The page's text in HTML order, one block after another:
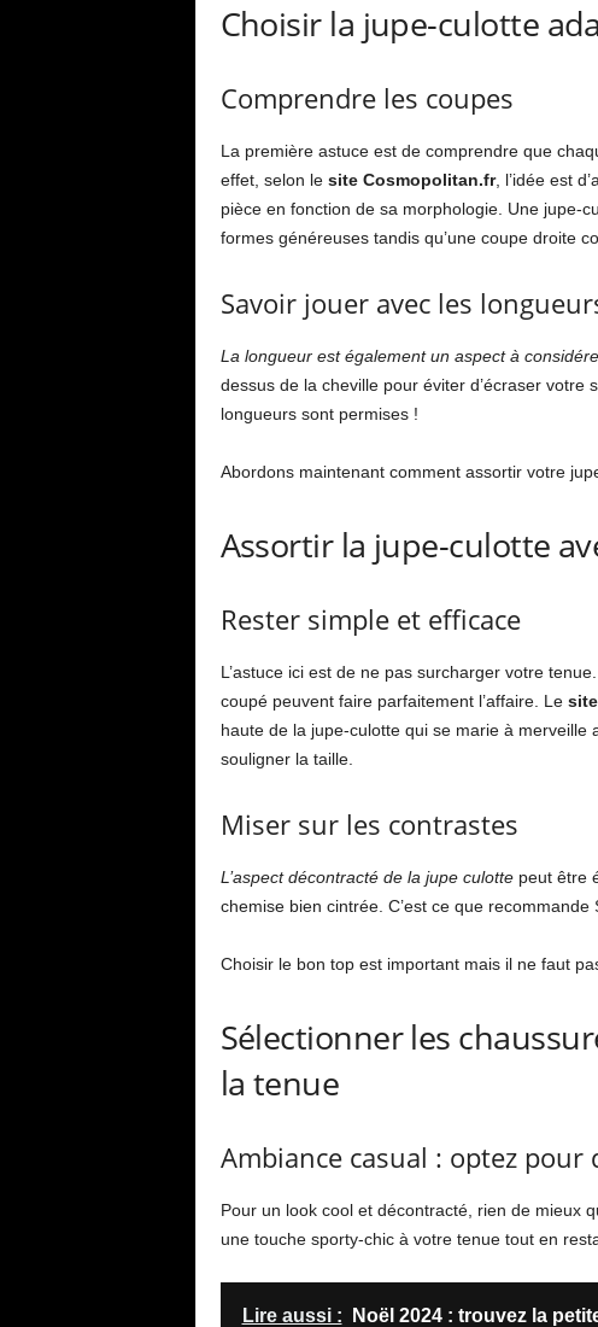
Choisir la jupe-culotte
Comprendre les coupes
La première astuce est de comprendre que
effet, selon le site Cosmopolitan.fr, l’idée est
pièce en fonction de sa morphologie. Une jupe-
formes généreuses tandis qu’une coupe droite
Savoir jouer avec les
La longueur est également un aspect à
dessus de la cheville pour éviter d’écraser votre
longueurs sont permises !
Abordons maintenant comment assortir votre
Assortir la jupe-culotte
Rester simple et efficace
L’astuce ici est de ne pas surcharger votre
coupé peuvent faire parfaitement l’affaire. Le
haute de la jupe-culotte qui se marie à merveille
souligner la taille.
Miser sur les contrastes
L’aspect décontracté de la jupe culottepeut être
chemise bien cintrée. C’est ce que
Choisir le bon top est important mais il ne faut
Sélectionner les
la tenue
Ambiance casual : optez pour
Pour un look cool et décontracté, rien de mieux
une touche sporty-chic à votre tenue tout en
Lire aussi :
Noël 2024 : trouvez la